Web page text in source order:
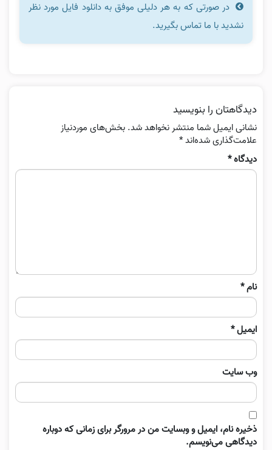
در صورتی که به هر دلیلی موفق به دانلود فایل مورد نظر
نشدید با ما تماس بگیرید.
دیدگاهتان را بنویسید
نشانی ایمیل شما منتشر نخواهد شد. بخش‌های موردنیاز
علامت‌گذاری شده‌اند*
دیدگاه*
نام*
ایمیل*
وب‌ سایت
ذخیره نام، ایمیل و وبسایت من در مرورگر برای زمانی که دوباره
دیدگاهی می‌نویسم.